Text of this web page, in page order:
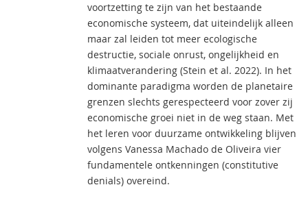
voortzetting te zijn van het bestaande
economische systeem, dat uiteindelijk alleen
maar zal leiden tot meer ecologische
destructie, sociale onrust, ongelijkheid en
klimaatverandering (Stein et al. 2022). In het
dominante paradigma worden de planetaire
grenzen slechts gerespecteerd voor zover zij
economische groei niet in de weg staan. Met
het leren voor duurzame ontwikkeling blijven
volgens Vanessa Machado de Oliveira vier
fundamentele ontkenningen (constitutive
denials) overeind.